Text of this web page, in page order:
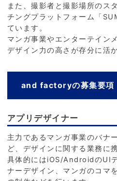
また、撮影者と撮影場所のス
チングプラットフォーム「
ています。
マンガ事業やエンターテイン
デザイン力の高さが存分に活
and factoryの募集要項
アプリデザイナー
主力であるマンガ事業のバナ
ど、デザインに関する業務に
具体的にはiOS/AndroidのUI
ナーデザイン、マンガのコマ